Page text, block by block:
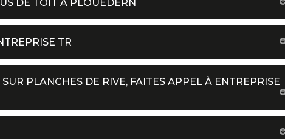
DE TOIT À PLOUEDERN
TR
PLANCHES DE RIVE, FAITES APPEL À ENTREPRISE